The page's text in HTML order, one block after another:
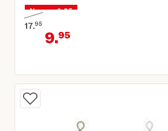
Nu voor 9,95
17.95
Oorspronkelijke prijs € 17,95
9.95
Huidige prijs